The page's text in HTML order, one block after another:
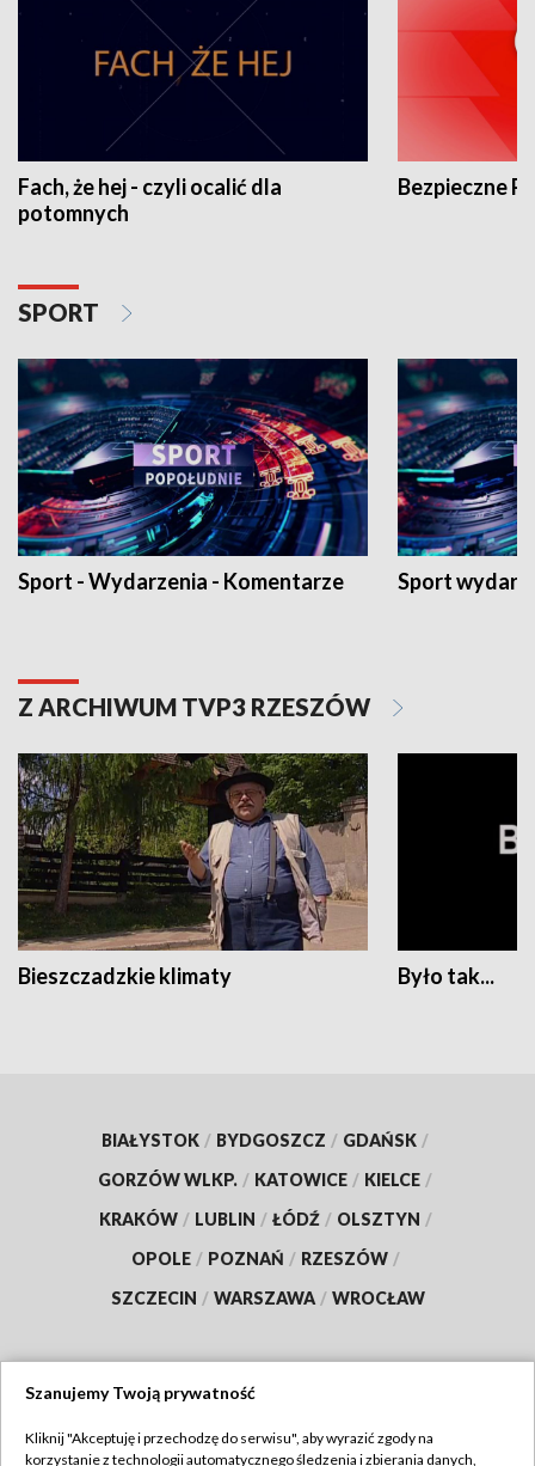
Fach, że hej - czyli ocalić dla
potomnych
Bezpieczne
SPORT
Sport - Wydarzenia - Komentarze Sport
Z ARCHIWUM TVP3 RZESZÓW
Bieszczadzkie klimaty Było tak...
BIAŁYSTOK / BYDGOSZCZ / GDAŃSK /
GORZÓW WLKP. / KATOWICE / KIELCE /
KRAKÓW / LUBLIN / ŁÓDŹ / OLSZTYN /
OPOLE / POZNAŃ / RZESZÓW /
SZCZECIN / WARSZAWA / WROCŁAW
Szanujemy Twoją prywatność
Kliknij "Akceptuję i przechodzę do serwisu", aby wyrazić zgody na
korzystanie z technologii automatycznego śledzenia i zbierania danych,